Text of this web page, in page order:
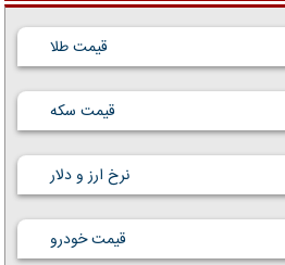
قیمت طلا
قیمت سکه
نرخ ارز و دلار
قیمت خودرو